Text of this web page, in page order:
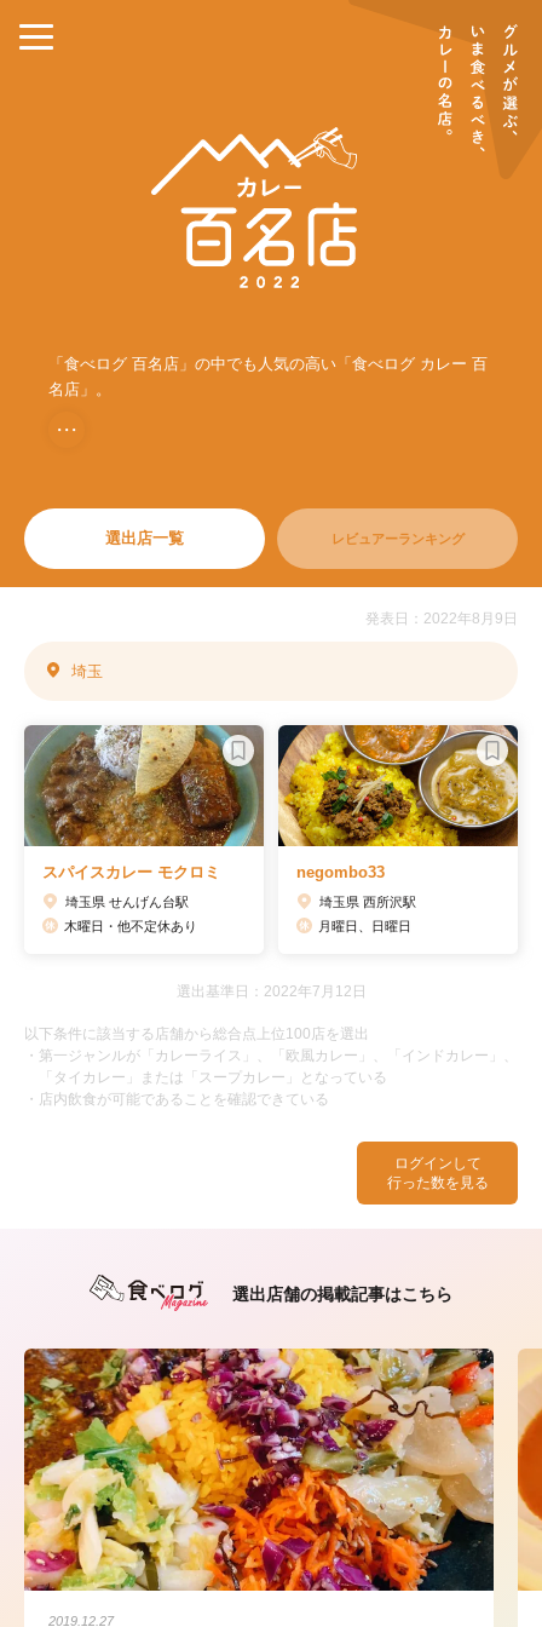
「食べログ 百名店」の中でも人気の高い「食べログ カレー 百
名店」。
・・・
選出店一覧 レビュアーランキング
ログインして
行った数を見る
発表日：2022年8月9日
埼玉
スパイスカレー モクロミ
埼玉県 せんげん台駅
木曜日・他不定休あり
negombo33
埼玉県 西所沢駅
月曜日、日曜日
選出基準日：2022年7月12日
以下条件に該当する店舗から総合点上位100店を選出
・第一ジャンルが「カレーライス」、「欧風カレー」、「インドカレー」、
「タイカレー」または「スープカレー」となっている
・店内飲食が可能であることを確認できている
選出店舗の掲載記事はこちら
2019.12.27